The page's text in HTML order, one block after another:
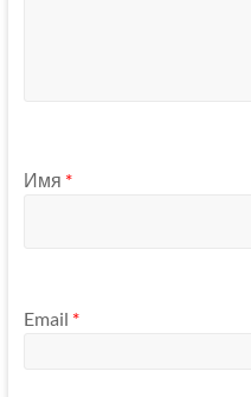
Имя *
Email *